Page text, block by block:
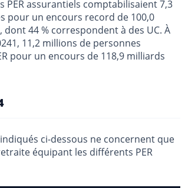
PER assurantiels comptabilisaient 7,3
pour un encours record de 100,0
dont 44 % correspondent à des UC. À
11,2 millions de personnes
pour un encours de 118,9 milliards
ci-dessous ne concernent que
équipant les différents PER